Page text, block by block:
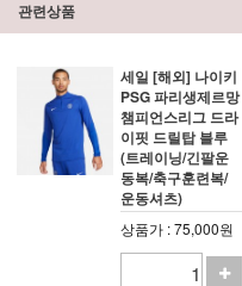
관련상품
세일 [해외] 나이키
PSG 파리생제르망
챔피언스리그 드라
이핏 드릴탑 블루
(트레이닝/긴팔운
동복/축구훈련복/
운동셔츠)
상품가 : 75,000원